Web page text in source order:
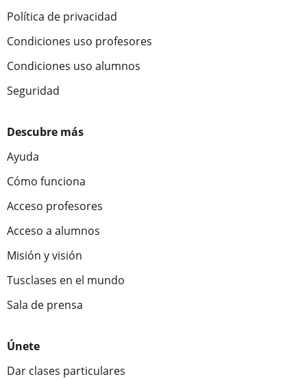
Política de privacidad
Condiciones uso profesores
Condiciones uso alumnos
Seguridad
Descubre más
Ayuda
Cómo funciona
Acceso profesores
Acceso a alumnos
Misión y visión
Tusclases en el mundo
Sala de prensa
Únete
Dar clases particulares